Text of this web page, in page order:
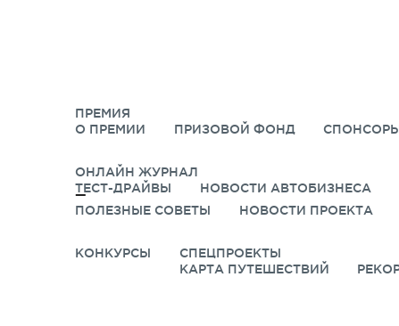
ПРЕМИЯ
О ПРЕМИИ
ПРИЗОВОЙ ФОНД
ОНЛАЙН ЖУРНАЛ
ТЕСТ-ДРАЙВЫ
НОВОСТИ АВТОБИЗНЕСА
ПОЛЕЗНЫЕ СОВЕТЫ
НОВОСТИ ПРОЕКТА
КОНКУРСЫ
СПЕЦПРОЕКТЫ
КАРТА ПУТЕШЕСТВИЙ